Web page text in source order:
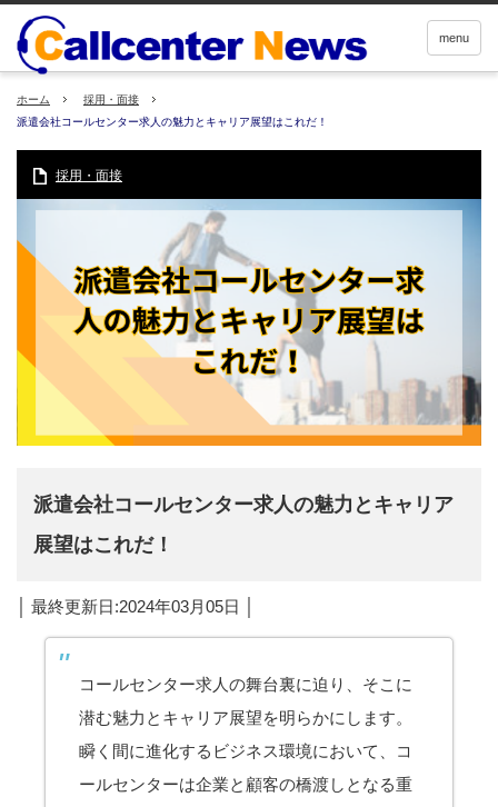
menu
ホーム
採用・面接
派遣会社コールセンター求人の魅力とキャリア展望はこれだ！
採用・面接
派遣会社コールセンター求人の魅力とキャリア
展望はこれだ！
│ 最終更新日:2024年03月05日 │
コールセンター求人の舞台裏に迫り、そこに
潜む魅力とキャリア展望を明らかにします。
瞬く間に進化するビジネス環境において、コ
ールセンターは企業と顧客の橋渡しとなる重